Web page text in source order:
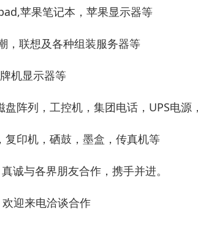
苹果笔记本，苹果显示器等
，联想及各种组装服务器等
机显示器等
阵列，工控机，集团电话，UPS电源
印机，硒鼓，墨盒，传真机等
诚与各界朋友合作，携手并进。
迎来电洽谈合作